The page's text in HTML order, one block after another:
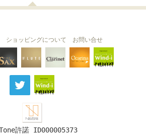
SAX The Clarinet
Ocarina
ショッピングについて お問い合せ
許諾 ID000005373